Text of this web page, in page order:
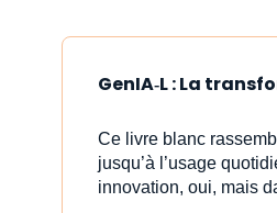
GenIA‑L : La
Ce livre blanc
jusqu’à l’usage
innovation, oui, mais